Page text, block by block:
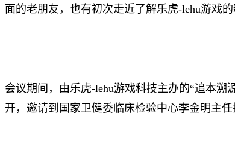
面的老朋友，也有初次走近了解乐虎-lehu游戏的
会议期间，由乐虎-lehu游戏科技主办的“追本
开，邀请到国家卫健委临床检验中心李金明主